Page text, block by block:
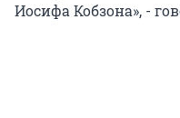
Иосифа Кобзона», -